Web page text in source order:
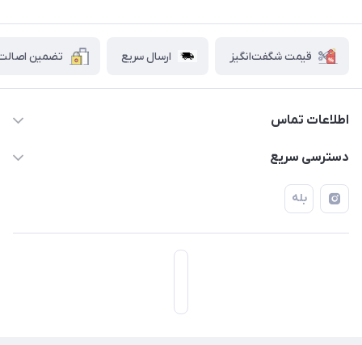
قیمت شگفت‌انگیز ارسال سریع تضمین اصالت
اطلاعات تماس
۰۲۱۷۷۰۶۰۰۲۸ ـ ۰۹۱۹۰۰۲۸۲۴۷
فروشگاه آبتین
دسترسی سریع
حساب کاربری
بله